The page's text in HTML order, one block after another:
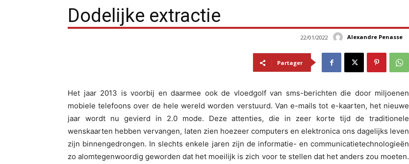
Dodelijke extractie
Alexandre Penasse
22/01/2022
Partager
Het jaar 2013 is voorbij en daarmee ook de vloedgolf van sms-berichten die door miljoenen
mobiele telefoons over de hele wereld worden verstuurd. Van e-mails tot e-kaarten, het nieuwe
jaar wordt nu gevierd in 2.0 mode. Deze attenties, die in zeer korte tijd de traditionele
wenskaarten hebben vervangen, laten zien hoezeer computers en elektronica ons dagelijks leven
zijn binnengedrongen. In slechts enkele jaren zijn de informatie- en communicatietechnologieën
zo alomtegenwoordig geworden dat het moeilijk is zich voor te stellen dat het anders zou moeten.